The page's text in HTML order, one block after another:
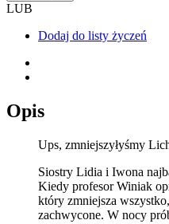
LUB
Dodaj do listy życzeń
Opis
Ups, zmniejszyłyśmy
Siostry Lidia i Iwona
Kiedy profesor Winiak
który zmniejsza
zachwycone. W nocy